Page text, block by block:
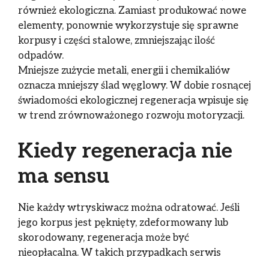
również ekologiczna. Zamiast produkować nowe
elementy, ponownie wykorzystuje się sprawne
korpusy i części stalowe, zmniejszając ilość
odpadów.
Mniejsze zużycie metali, energii i chemikaliów
oznacza mniejszy ślad węglowy. W dobie rosnącej
świadomości ekologicznej regeneracja wpisuje się
w trend zrównoważonego rozwoju motoryzacji.
Kiedy regeneracja nie
ma sensu
Nie każdy wtryskiwacz można odratować. Jeśli
jego korpus jest pęknięty, zdeformowany lub
skorodowany, regeneracja może być
nieopłacalna. W takich przypadkach serwis